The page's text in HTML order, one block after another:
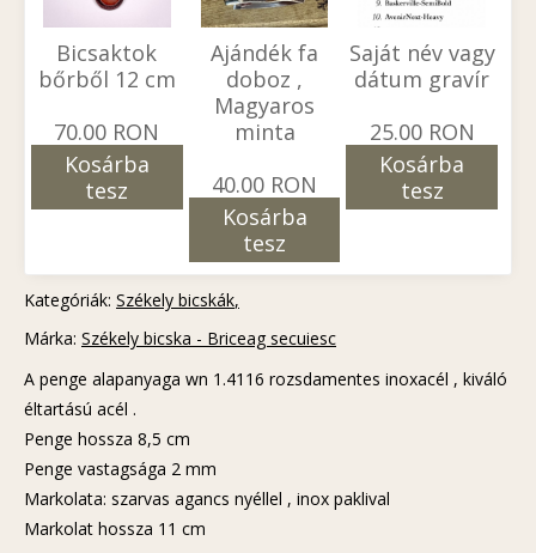
Bicsaktok
bőrből 12 cm
70.00 RON
Kosárba
tesz
Ajándék fa
doboz ,
Magyaros
minta
40.00 RON
Kosárba
tesz
Saját név vagy
dátum gravír
25.00 RON
Kosárba
tesz
Kategóriák: Székely bicskák
Márka: Székely bicska - Briceag secuiesc
A penge alapanyaga wn 1.4116 rozsdamentes inoxacél , kiváló
éltartású acél .
Penge hossza 8,5 cm
Penge vastagsága 2 mm
Markolata: szarvas agancs nyéllel , inox paklival
Markolat hossza 11 cm